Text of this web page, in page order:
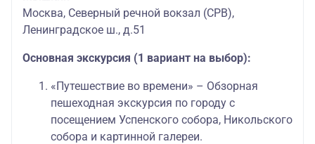
Москва, Северный речной вокзал (СРВ),
Ленинградское ш., д.51
Основная экскурсия (1 вариант на выбор):
«Путешествие во времени» – Обзорная
пешеходная экскурсия по городу с
посещением Успенского собора, Никольского
собора и картинной галереи.